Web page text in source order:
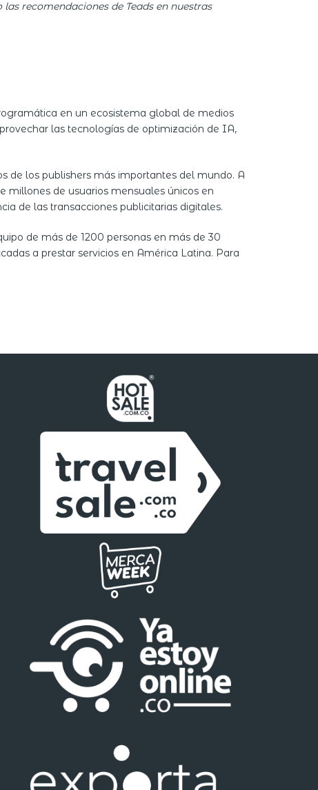
recomendaciones de Teads en nuestras
en un ecosistema global de medios
las tecnologías de optimización de IA,
de los publishers más importantes del mundo. A
millones de usuarios mensuales únicos en
de las transacciones publicitarias digitales.
de más de 1200 personas en más de 30
a prestar servicios en América Latina. Para